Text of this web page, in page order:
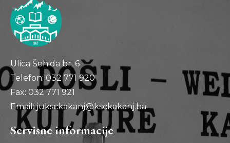
Ulica Šehida br. 6
Telefon: 032 771 920
Fax: 032 771 921
Email: juksckakanj@ksckakanj.ba
Servisne informacije